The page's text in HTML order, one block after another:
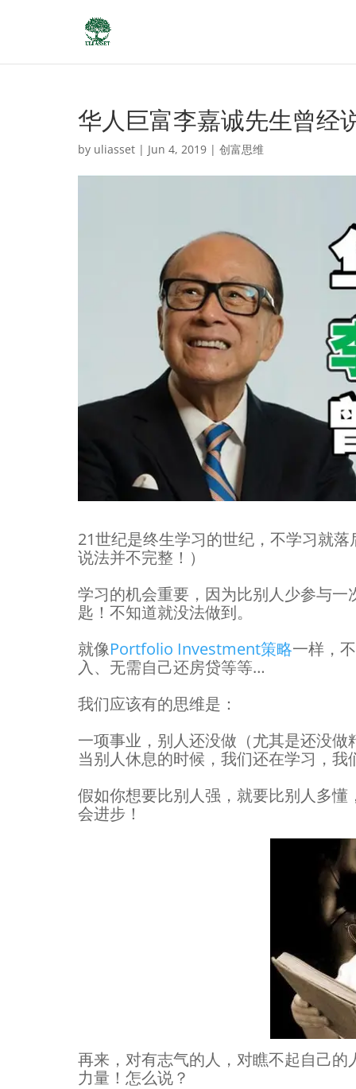
华人巨富李嘉诚先生曾经
by uliasset | Jun 4, 2019 | 创富思维
21世纪是终生学习的世纪，不学习就
说法并不完整！）
学习的机会重要，因为比别人少参与
匙！不知道就没法做到。
就像Portfolio Investment策略一样，
入、无需自己还房贷等等…
我们应该有的思维是：
一项事业，别人还没做（尤其是还没
当别人休息的时候，我们还在学习，我
假如你想要比别人强，就要比别人多
会进步！
再来，对有志气的人，对瞧不起自己
力量！怎么说？